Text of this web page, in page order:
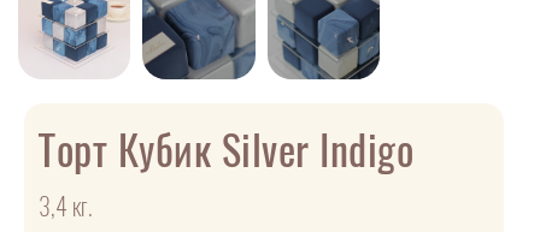
Торт Кубик Silver Indigo
3,4 кг.